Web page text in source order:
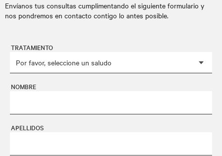
Envíanos tus consultas cumplimentando el siguiente formulario y
nos pondremos en contacto contigo lo antes posible.
TRATAMIENTO
NOMBRE
APELLIDOS